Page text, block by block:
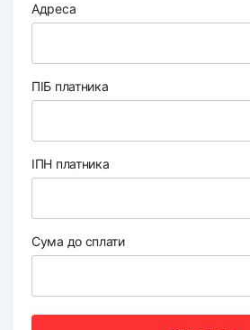
Адреса
ПІБ платника
ІПН платника
Сума до сплати